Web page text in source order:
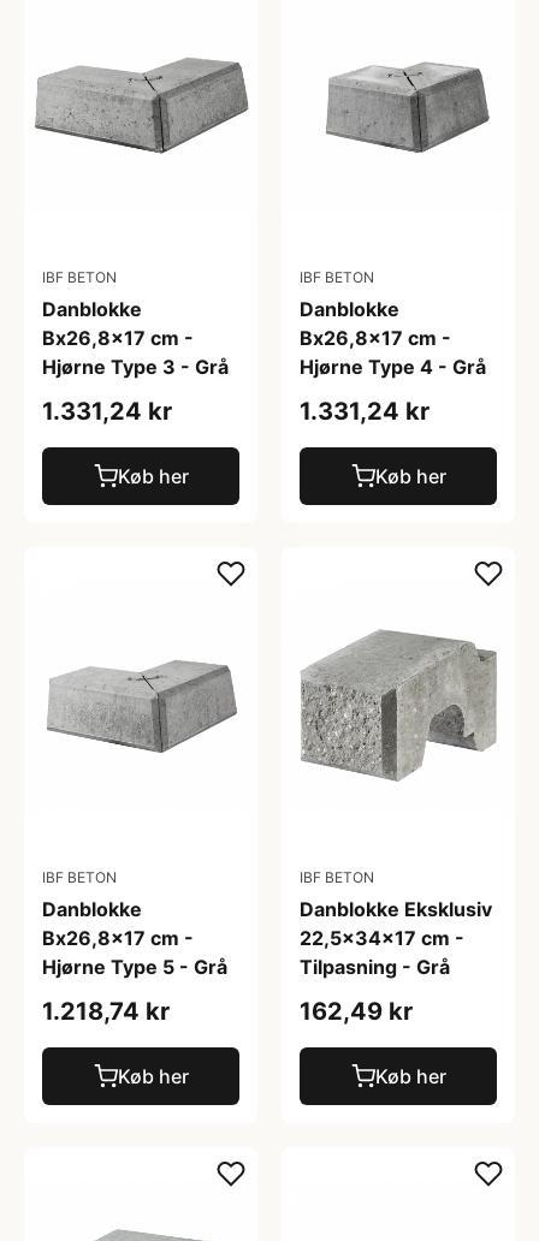
IBF BETON
Danblokke
Bx26,8x17 cm -
Hjørne Type 3 - Grå
1.331,24 kr
Køb her
IBF BETON
Danblokke
Bx26,8x17 cm -
Hjørne Type 4 - Grå
1.331,24 kr
Køb her
IBF BETON
Danblokke
Bx26,8x17 cm -
Hjørne Type 5 - Grå
1.218,74 kr
Køb her
IBF BETON
Danblokke Eksklusiv
22,5x34x17 cm -
Tilpasning - Grå
162,49 kr
Køb her